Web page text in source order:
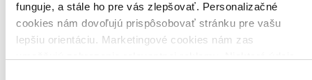
funguje, a stále ho pre vás zlepšovať. Personalizačné
cookies nám dovoľujú prispôsobovať stránku pre vašu
lepšiu orientáciu. Marketingové cookies nám zas